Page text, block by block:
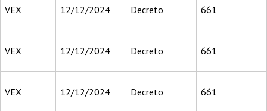
VEX 12/12/2024 Decreto 661
VEX 12/12/2024 Decreto 661
VEX 12/12/2024 Decreto 661